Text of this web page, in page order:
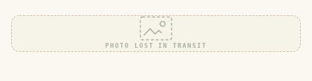
PHOTO LOST IN TRANSIT